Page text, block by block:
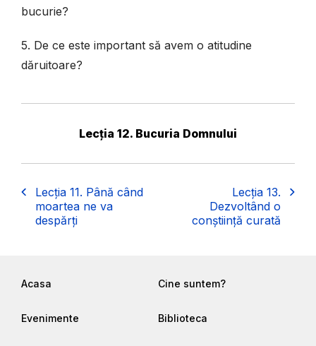
bucurie?
5. De ce este important să avem o atitudine
dăruitoare?
Lecția 12. Bucuria Domnului
Lecția 11. Până când
moartea ne va
despărți
Lecția 13.
Dezvoltând o
conștiință curată
Acasa Cine suntem?
Evenimente Biblioteca